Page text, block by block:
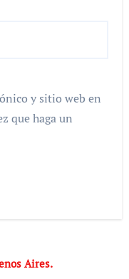
y sitio web en
que haga un
Aires.